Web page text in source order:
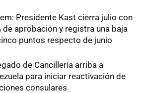
Presidente Kast cierra julio con
de aprobación y registra una baja
puntos respecto de junio
de Cancillería arriba a
para iniciar reactivación de
consulares